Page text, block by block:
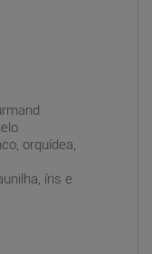
orquídea,
íris e